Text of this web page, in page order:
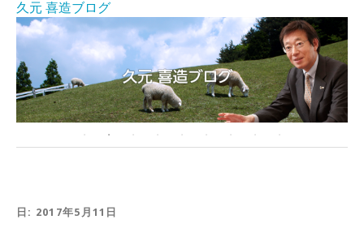
久元 喜造ブログ
日: 2017年5月11日